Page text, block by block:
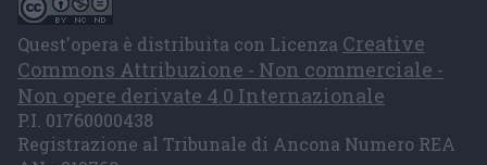
Quest'opera è distribuita con Licenza Creative
Commons Attribuzione - Non commerciale -
Non opere derivate 4.0 Internazionale
P.I. 01760000438
Registrazione al Tribunale di Ancona Numero REA